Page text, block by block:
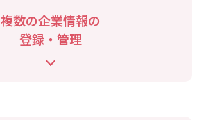
複数の企業情報の
登録・管理